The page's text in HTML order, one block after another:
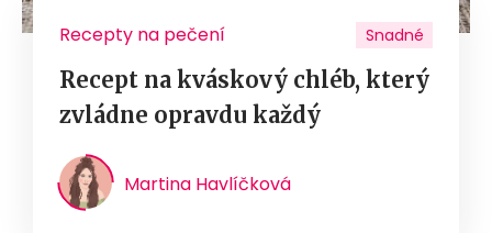
Recepty na pečení Snadné
Recept na kváskový chléb, který
zvládne opravdu každý
Martina Havlíčková